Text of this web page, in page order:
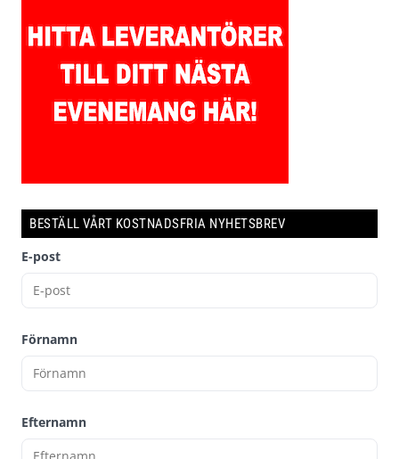
BESTÄLL VÅRT KOSTNADSFRIA NYHETSBREV
E-post
Förnamn
Efternamn